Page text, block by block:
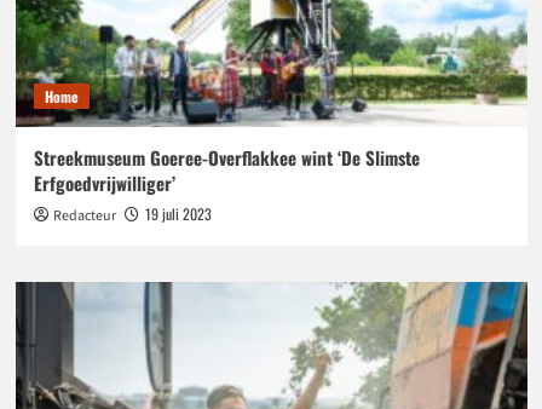
Home
Streekmuseum Goeree-Overflakkee wint ‘De Slimste
Erfgoedvrijwilliger’
Redacteur 19 juli 2023